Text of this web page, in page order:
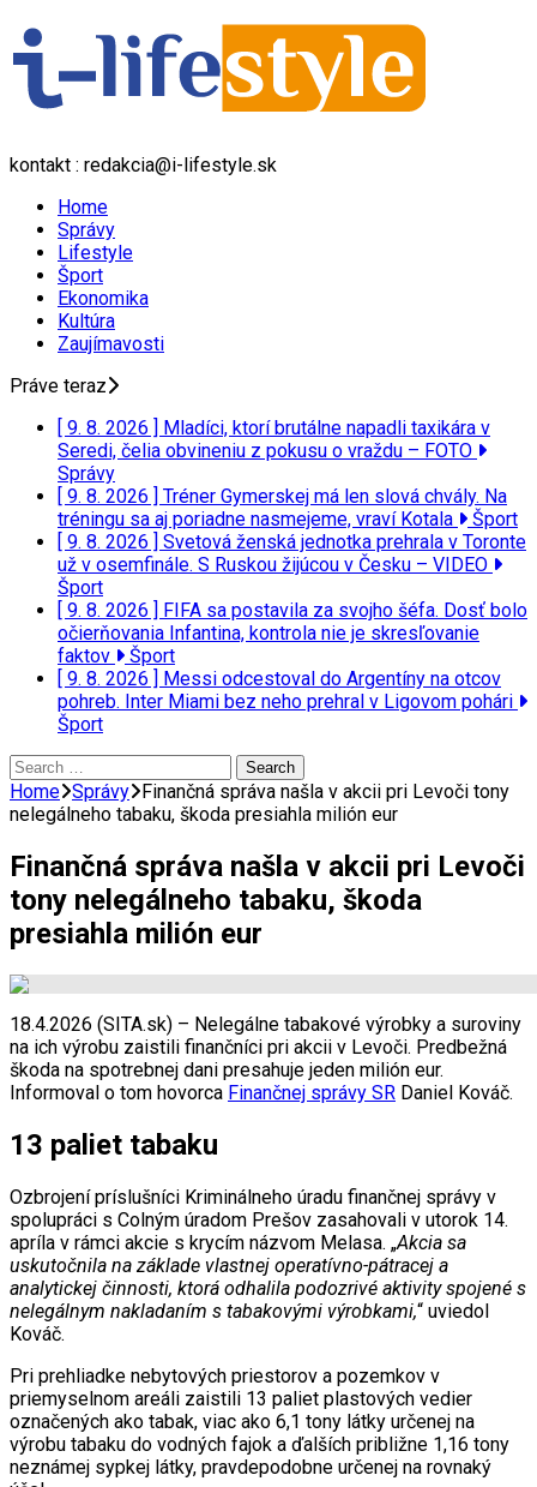
kontakt : redakcia@i-lifestyle.sk
Home
Správy
Lifestyle
Šport
Ekonomika
Kultúra
Zaujímavosti
Práve teraz
[ 9. 8. 2026 ] Mladíci, ktorí brutálne napadli taxikára v
Seredi, čelia obvineniu z pokusu o vraždu – FOTO
Správy
[ 9. 8. 2026 ] Tréner Gymerskej má len slová chvály. Na
tréningu sa aj poriadne nasmejeme, vraví Kotala
Šport
[ 9. 8. 2026 ] Svetová ženská jednotka prehrala v Toronte
už v osemfinále. S Ruskou žijúcou v Česku – VIDEO
Šport
[ 9. 8. 2026 ] FIFA sa postavila za svojho šéfa. Dosť bolo
očierňovania Infantina, kontrola nie je skresľovanie
faktov
Šport
[ 9. 8. 2026 ] Messi odcestoval do Argentíny na otcov
pohreb. Inter Miami bez neho prehral v Ligovom pohári
Šport
Search
for:
Home Správy Finančná správa našla v akcii pri Levoči tony
nelegálneho tabaku, škoda presiahla milión eur
Finančná správa našla v akcii pri Levoči
tony nelegálneho tabaku, škoda
presiahla milión eur
18.4.2026 (SITA.sk) – Nelegálne tabakové výrobky a suroviny
na ich výrobu zaistili finančníci pri akcii v Levoči. Predbežná
škoda na spotrebnej dani presahuje jeden milión eur.
Informoval o tom hovorca Finančnej správy SR Daniel Kováč.
13 paliet tabaku
Ozbrojení príslušníci Kriminálneho úradu finančnej správy v
spolupráci s Colným úradom Prešov zasahovali v utorok 14.
apríla v rámci akcie s krycím názvom Melasa. „Akcia sa
uskutočnila na základe vlastnej operatívno-pátracej a
analytickej činnosti, ktorá odhalila podozrivé aktivity spojené s
nelegálnym nakladaním s tabakovými výrobkami,“ uviedol
Kováč.
Pri prehliadke nebytových priestorov a pozemkov v
priemyselnom areáli zaistili 13 paliet plastových vedier
označených ako tabak, viac ako 6,1 tony látky určenej na
výrobu tabaku do vodných fajok a ďalších približne 1,16 tony
neznámej sypkej látky, pravdepodobne určenej na rovnaký